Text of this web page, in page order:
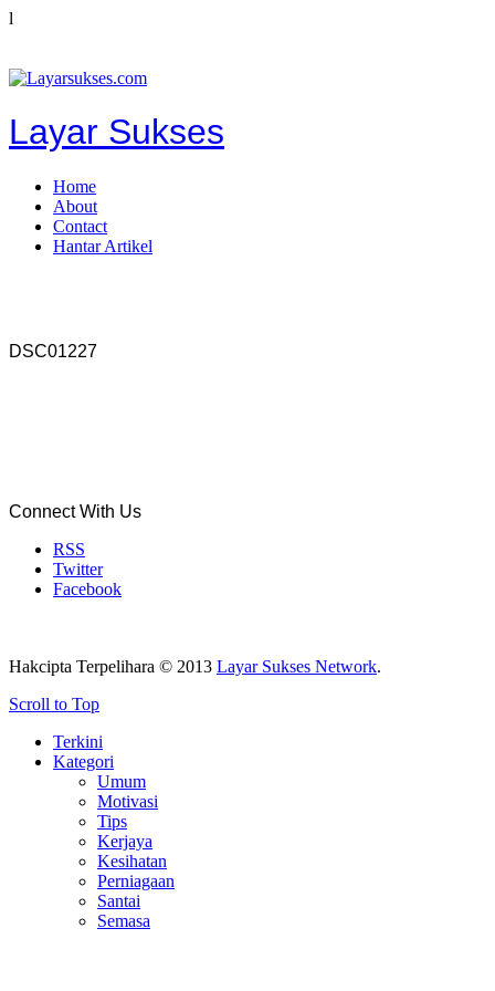
l
Layar Sukses
Home
About
Contact
Hantar Artikel
DSC01227
Connect With Us
RSS
Twitter
Facebook
Hakcipta Terpelihara © 2013 Layar Sukses Network.
Scroll to Top
Terkini
Kategori
Umum
Motivasi
Tips
Kerjaya
Kesihatan
Perniagaan
Santai
Semasa